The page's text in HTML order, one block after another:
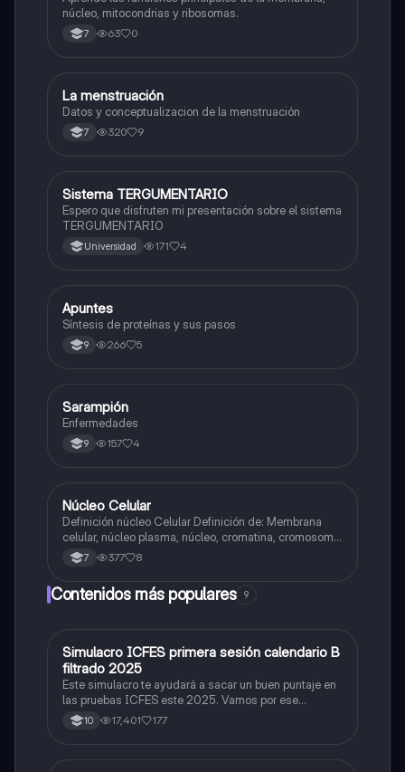
núcleo, mitocondrias y ribosomas.
7 63 0
Biologia
La menstruación
Datos y conceptualizacion de la menstruación
7 320 9
Biologia
Sistema TERGUMENTARIO
Espero que disfruten mi presentación sobre el sistema
TERGUMENTARIO
Universidad 171 4
Biologia
Apuntes
Síntesis de proteínas y sus pasos
9 266 5
Biologia
Sarampión
Enfermedades
9 157 4
Biologia
Núcleo Celular
Definición núcleo Celular Definición de: Membrana
celular, núcleo plasma, núcleo, cromatina, cromosoma
Interfase Fases de la interfase
7 377 8
Contenidos más populares 9
ICFES: Matemáticas
Simulacro ICFES primera sesión calendario B
filtrado 2025
Este simulacro te ayudará a sacar un buen puntaje en
las pruebas ICFES este 2025. Vamos por ese
500/500. Y poder ser admitido en la universidad que
quieras, estudiar la carrera que quieres y no la que te
10 17,401 177